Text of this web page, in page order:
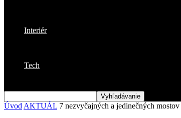
Interiér
Tech
Úvod AKTUÁL 7 nezvyčajných a jedinečných